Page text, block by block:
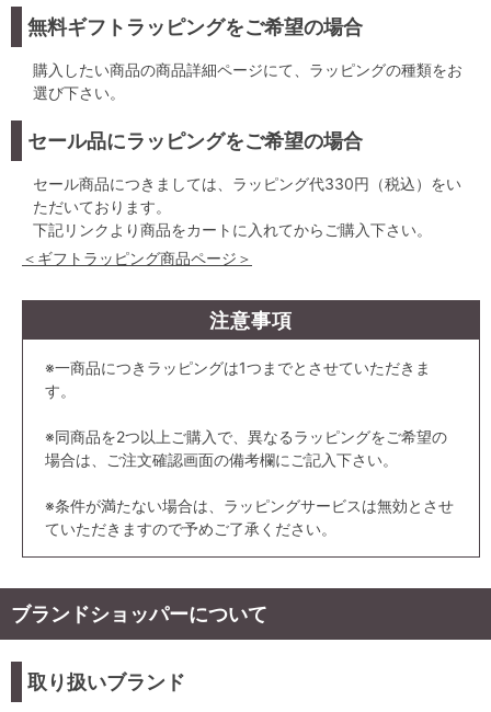
無料ギフトラッピングをご希望の場合
購入したい商品の商品詳細ページにて、ラッピングの種類をお
選び下さい。
セール品にラッピングをご希望の場合
セール商品につきましては、ラッピング代330円（税込）をい
ただいております。
下記リンクより商品をカートに入れてからご購入下さい。
＜ギフトラッピング商品ページ＞
注意事項
※一商品につきラッピングは1つまでとさせていただきま
す。
※同商品を2つ以上ご購入で、異なるラッピングをご希望の
場合は、ご注文確認画面の備考欄にご記入下さい。
※条件が満たない場合は、ラッピングサービスは無効とさせ
ていただきますので予めご了承ください。
ブランドショッパーについて
取り扱いブランド